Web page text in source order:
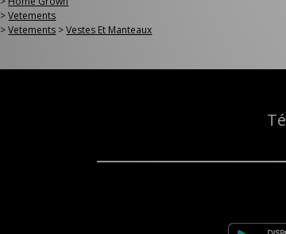
>Vetements
>Vetements >Vestes Et Manteaux